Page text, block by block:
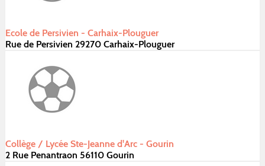
Ecole de Persivien - Carhaix-Plouguer
Rue de Persivien 29270 Carhaix-Plouguer
Collège / Lycée Ste-Jeanne d'Arc - Gourin
2 Rue Penantraon 56110 Gourin